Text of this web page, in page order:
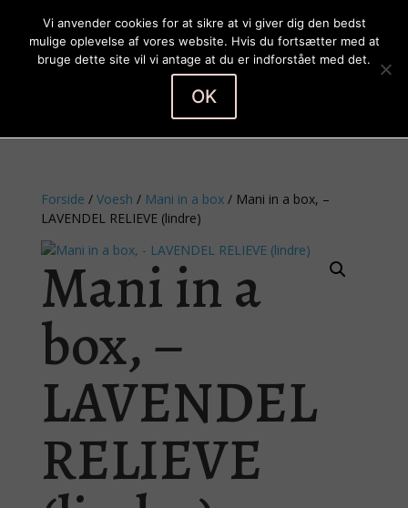
Forside / Voesh / Mani in a box/ Mani in a box, –
LAVENDEL RELIEVE (lindre)
Mani in a
box, –
LAVENDEL
RELIEVE
Vi anvender cookies for at sikre at vi giver dig den bedst
mulige oplevelse af vores website. Hvis du fortsætter med at
bruge dette site vil vi antage at du er indforstået med det.
OK